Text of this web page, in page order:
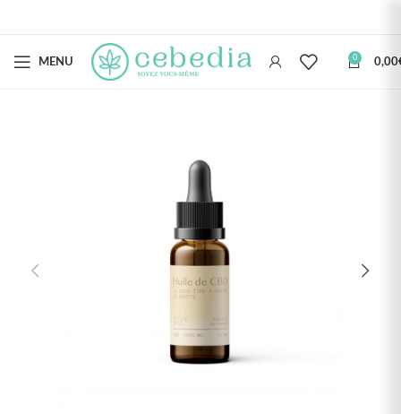
MENU 0 0,00